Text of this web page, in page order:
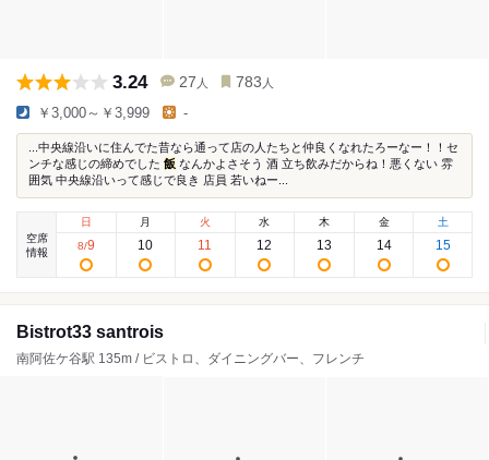
3.24 27 人 783 人
￥3,000～￥3,999 -
...中央線沿いに住んでた昔なら通って店の人たちと仲良くなれたろーなー！！セ
ンチな感じの締めでした 飯 なんかよさそう 酒 立ち飲みだからね！悪くない 雰
囲気 中央線沿いって感じで良き 店員 若いねー...
空席
情報
日
8/9
月
10
火
11
水
12
木
13
金
14
土
15
Bistrot33 santrois
南阿佐ケ谷駅 135m / ビストロ、ダイニングバー、フレンチ